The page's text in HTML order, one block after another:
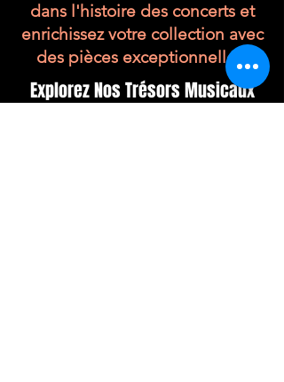
dans l'histoire des concerts et
enrichissez votre collection avec
des pièces exceptionnelles.
Explorez Nos Trésors Musicaux